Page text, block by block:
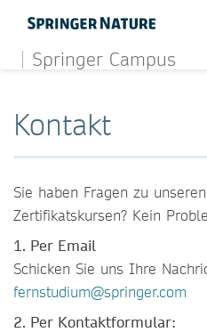
Springer Campus
Kontakt
Sie haben Fragen zu
Zertifikatskursen? Kein
1. Per Email
Schicken Sie uns Ihre
fernstudium@springer.com
2. Per Kontaktformular: